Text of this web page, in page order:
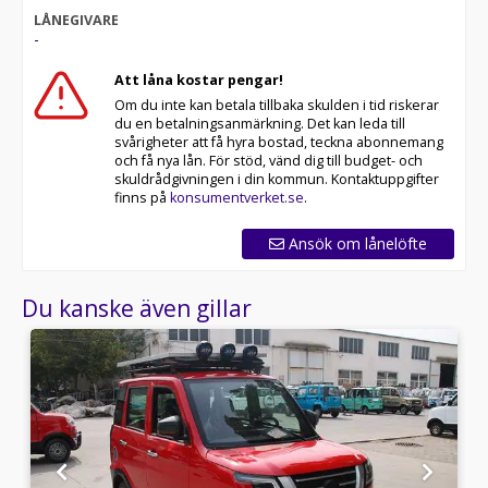
LÅNEGIVARE
-
Att låna kostar pengar!
Om du inte kan betala tillbaka skulden i tid riskerar
du en betalningsanmärkning. Det kan leda till
svårigheter att få hyra bostad, teckna abonnemang
och få nya lån. För stöd, vänd dig till budget- och
skuldrådgivningen i din kommun. Kontaktuppgifter
finns på konsumentverket.se.
Ansök om lånelöfte
Du kanske även gillar